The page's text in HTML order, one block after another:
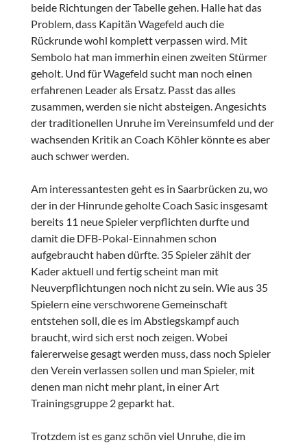
beide Richtungen der Tabelle gehen. Halle hat das
Problem, dass Kapitän Wagefeld auch die
Rückrunde wohl komplett verpassen wird. Mit
Sembolo hat man immerhin einen zweiten Stürmer
geholt. Und für Wagefeld sucht man noch einen
erfahrenen Leader als Ersatz. Passt das alles
zusammen, werden sie nicht absteigen. Angesichts
der traditionellen Unruhe im Vereinsumfeld und der
wachsenden Kritik an Coach Köhler könnte es aber
auch schwer werden.
Am interessantesten geht es in Saarbrücken zu, wo
der in der Hinrunde geholte Coach Sasic insgesamt
bereits 11 neue Spieler verpflichten durfte und
damit die DFB-Pokal-Einnahmen schon
aufgebraucht haben dürfte. 35 Spieler zählt der
Kader aktuell und fertig scheint man mit
Neuverpflichtungen noch nicht zu sein. Wie aus 35
Spielern eine verschworene Gemeinschaft
entstehen soll, die es im Abstiegskampf auch
braucht, wird sich erst noch zeigen. Wobei
faiererweise gesagt werden muss, dass noch Spieler
den Verein verlassen sollen und man Spieler, mit
denen man nicht mehr plant, in einer Art
Trainingsgruppe 2 geparkt hat.
Trotzdem ist es ganz schön viel Unruhe, die im